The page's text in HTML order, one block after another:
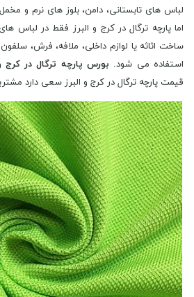
لباس های تابستانی، دامن، بلوز های نرم و
اما پارچه ترگال در کرج و البرز فقط در لباس
ساخت اثاثه یا لوازم داخلی، ملافه، فرش،
استفاده می‌ شود. بورس پارچه ترگال در کرج
قیمت پارچه ترگال در کرج و البرز سعی دارد